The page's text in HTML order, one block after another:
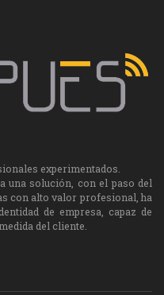
experimentados.
una solución, con el paso del
con alto valor profesional, ha
de empresa, capaz de
del cliente.